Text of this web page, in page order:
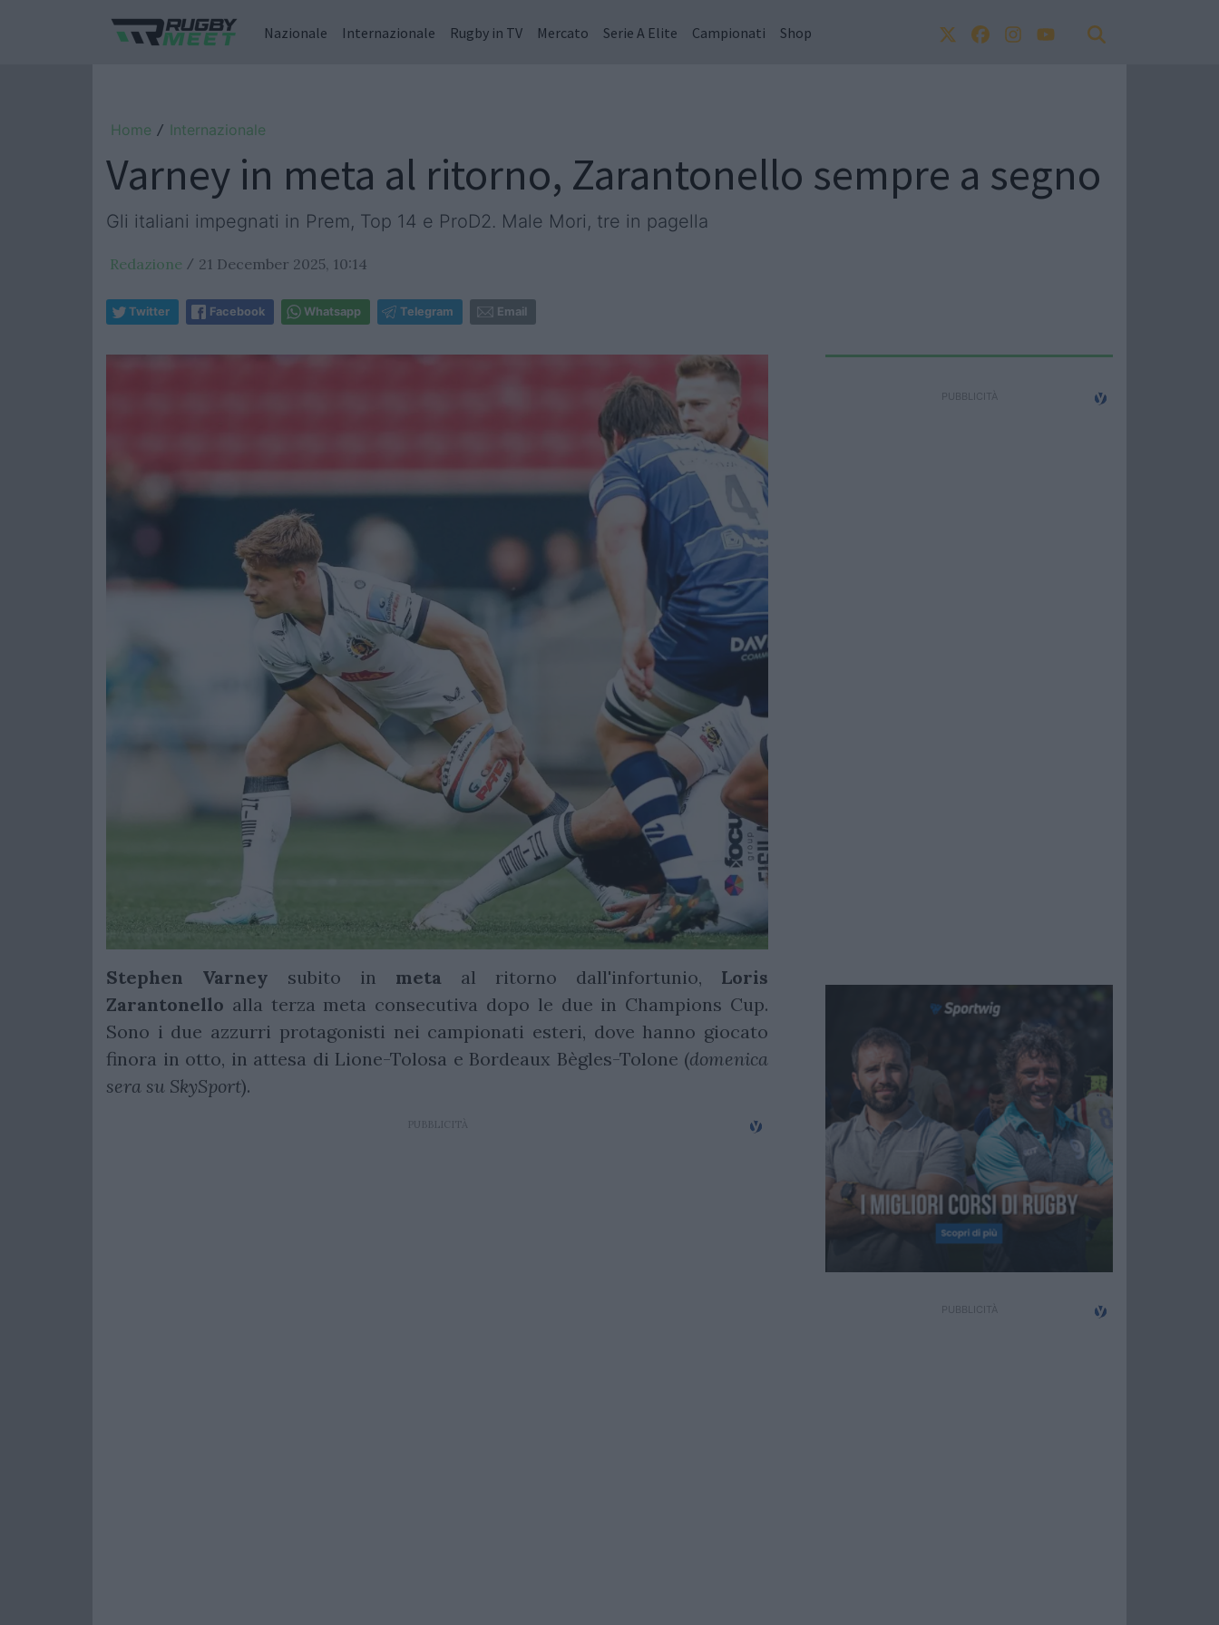
Nazionale Internazionale Rugby in TV Mercato Serie A Elite Campionati Shop
Home / Internazionale
Varney in meta al ritorno, Zarantonello sempre a segno
Gli italiani impegnati in Prem, Top 14 e ProD2. Male Mori, tre in pagella
Redazione / 21 December 2025, 10:14
Twitter Facebook Whatsapp Telegram Email
Stephen Varney subito in meta al ritorno dall'infortunio, Loris
Zarantonello alla terza meta consecutiva dopo le due in Champions Cup.
Sono i due azzurri protagonisti nei campionati esteri, dove hanno giocato
finora in otto, in attesa di Lione-Tolosa e Bordeaux Bègles-Tolone (domenica
sera su SkySport).